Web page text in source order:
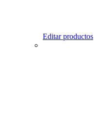
Editar productos